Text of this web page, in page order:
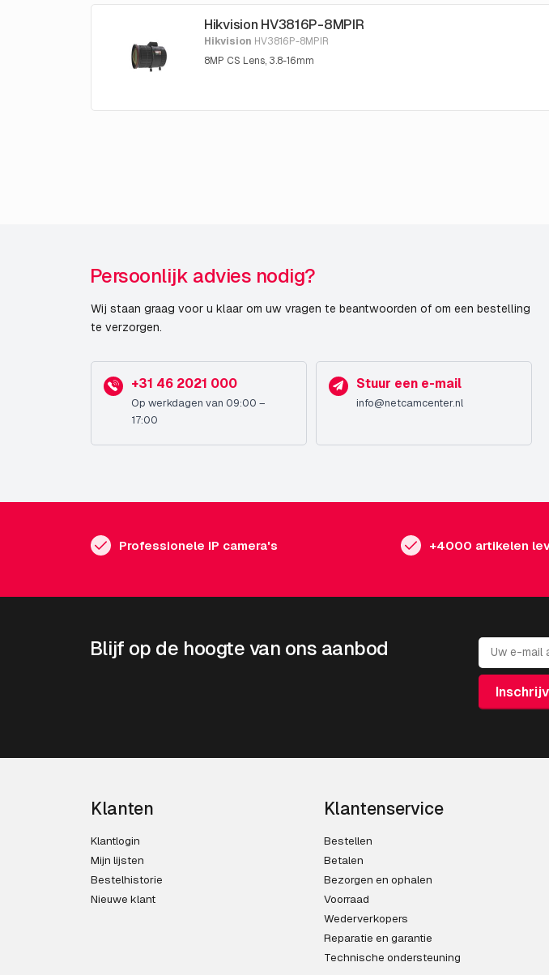
Hikvision HV3816P-8MPIR
Hikvision HV3816P-8MPIR
8MP CS Lens, 3.8-16mm
Persoonlijk advies nodig?
Wij staan graag voor u klaar om uw vragen te beantwoorden of om een bestelling
te verzorgen.
+31 46 2021 000
Op werkdagen van 09:00 –
17:00
Stuur een e-mail
info@netcamcenter.nl
Professionele IP camera's +4000 artikelen
Blijf op de hoogte van ons aanbod
Klanten
Klantlogin
Mijn lijsten
Bestelhistorie
Nieuwe klant
Klantenservice
Bestellen
Betalen
Bezorgen en ophalen
Voorraad
Wederverkopers
Reparatie en garantie
Technische ondersteuning